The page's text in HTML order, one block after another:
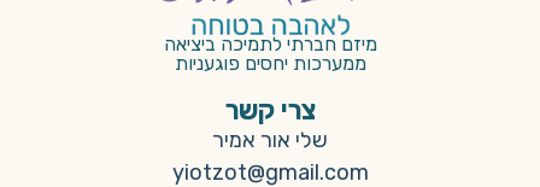
מיזם חברתי לתמיכה ביציאה
ממערכות יחסים פוגעניות
צרי קשר
שלי אור אמיר
yiotzot@gmail.com